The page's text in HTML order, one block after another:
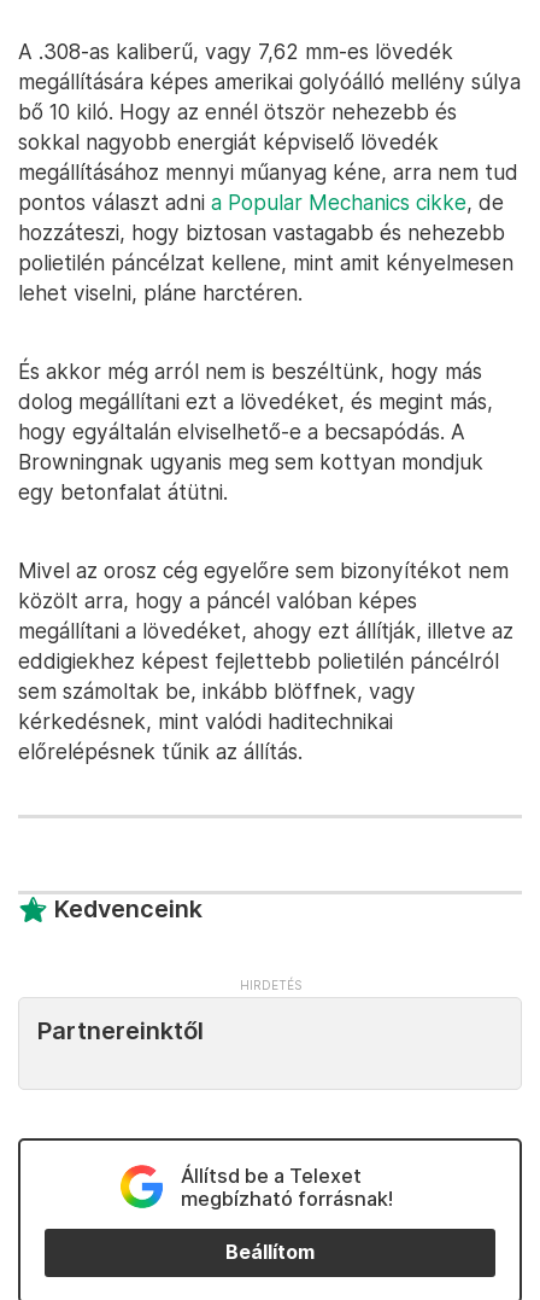
A .308-as kaliberű, vagy 7,62 mm-es lövedék
megállítására képes amerikai golyóálló mellény súlya
bő 10 kiló. Hogy az ennél ötször nehezebb és
sokkal nagyobb energiát képviselő lövedék
megállításához mennyi műanyag kéne, arra nem tud
pontos választ adni a Popular Mechanics cikke, de
hozzáteszi, hogy biztosan vastagabb és nehezebb
polietilén páncélzat kellene, mint amit kényelmesen
lehet viselni, pláne harctéren.
És akkor még arról nem is beszéltünk, hogy más
dolog megállítani ezt a lövedéket, és megint más,
hogy egyáltalán elviselhető-e a becsapódás. A
Browningnak ugyanis meg sem kottyan mondjuk
egy betonfalat átütni.
Mivel az orosz cég egyelőre sem bizonyítékot nem
közölt arra, hogy a páncél valóban képes
megállítani a lövedéket, ahogy ezt állítják, illetve az
eddigiekhez képest fejlettebb polietilén páncélról
sem számoltak be, inkább blöffnek, vagy
kérkedésnek, mint valódi haditechnikai
előrelépésnek tűnik az állítás.
Kedvenceink
Partnereinktől
Állítsd be a Telexet
megbízható forrásnak!
Beállítom